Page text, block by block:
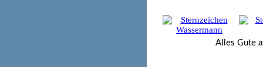
Alles Gute